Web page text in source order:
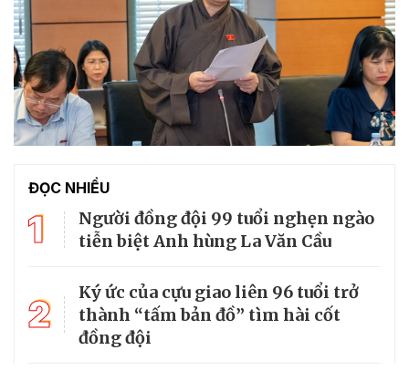
ĐỌC NHIỀU
1
Người đồng đội 99 tuổi nghẹn ngào
tiễn biệt Anh hùng La Văn Cầu
2
Ký ức của cựu giao liên 96 tuổi trở
thành “tấm bản đồ” tìm hài cốt
đồng đội